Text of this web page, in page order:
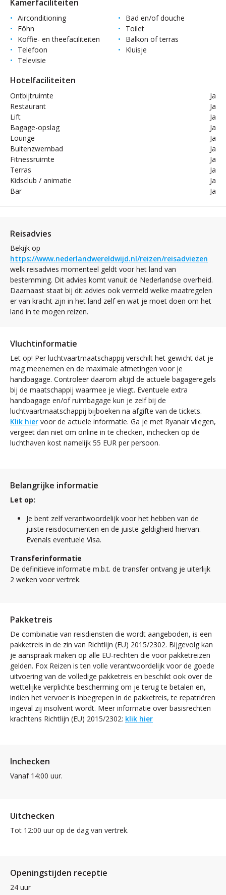
Kamerfaciliteiten
Airconditioning
Bad en/of douche
Föhn
Toilet
Koffie- en theefaciliteiten
Balkon of terras
Telefoon
Kluisje
Televisie
Hotelfaciliteiten
Ontbijtruimte
Ja
Restaurant
Ja
Lift
Ja
Bagage-opslag
Ja
Lounge
Ja
Buitenzwembad
Ja
Fitnessruimte
Ja
Terras
Ja
Kidsclub / animatie
Ja
Bar
Ja
Reisadvies
Bekijk op
https://www.nederlandwereldwijd.nl/reizen/reisadviezen
welk reisadvies momenteel geldt voor het land van
bestemming. Dit advies komt vanuit de Nederlandse overheid.
Daarnaast staat bij dit advies ook vermeld welke maatregelen
er van kracht zijn in het land zelf en wat je moet doen om het
land in te mogen reizen.
Vluchtinformatie
Let op! Per luchtvaartmaatschappij verschilt het gewicht dat je
mag meenemen en de maximale afmetingen voor je
handbagage. Controleer daarom altijd de actuele bagageregels
bij de maatschappij waarmee je vliegt. Eventuele extra
handbagage en/of ruimbagage kun je zelf bij de
luchtvaartmaatschappij bijboeken na afgifte van de tickets.
Klik hier voor de actuele informatie. Ga je met Ryanair vliegen,
vergeet dan niet om online in te checken, inchecken op de
luchthaven kost namelijk 55 EUR per persoon.
Belangrijke informatie
Let op:
Je bent zelf verantwoordelijk voor het hebben van de
juiste reisdocumenten en de juiste geldigheid hiervan.
Evenals eventuele Visa.
Transferinformatie
De definitieve informatie m.b.t. de transfer ontvang je uiterlijk
2 weken voor vertrek.
Pakketreis
De combinatie van reisdiensten die wordt aangeboden, is een
pakketreis in de zin van Richtlijn (EU) 2015/2302. Bijgevolg kan
je aanspraak maken op alle EU-rechten die voor pakketreizen
gelden. Fox Reizen is ten volle verantwoordelijk voor de goede
uitvoering van de volledige pakketreis en beschikt ook over de
wettelijke verplichte bescherming om je terug te betalen en,
indien het vervoer is inbegrepen in de pakketreis, te repatriëren
ingeval zij insolvent wordt. Meer informatie over basisrechten
krachtens Richtlijn (EU) 2015/2302: klik hier
Inchecken
Vanaf 14:00 uur.
Uitchecken
Tot 12:00 uur op de dag van vertrek.
Openingstijden receptie
24 uur